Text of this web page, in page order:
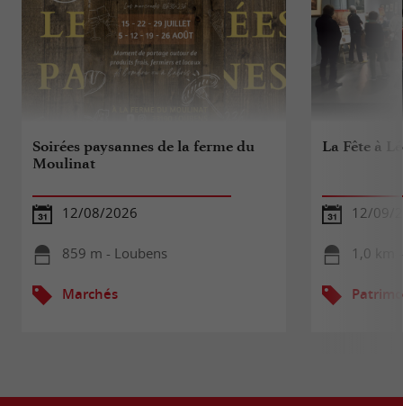
Soirées paysannes de la ferme du
Moulinat
12/08/2026
859 m - Loubens
Marchés
La Fête à
12/09/
1,0 km